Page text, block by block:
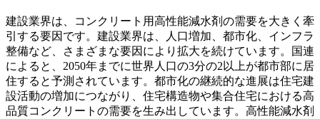
建設業界は、コンクリート用高性能減水剤の需要を大きく牽
引する要因です。建設業界は、人口増加、都市化、インフラ
整備など、さまざまな要因により拡大を続けています。国連
によると、2050年までに世界人口の3分の2以上が都市部に居
住すると予測されています。都市化の継続的な進展は住宅建
設活動の増加につながり、住宅構造物や集合住宅における高
品質コンクリートの需要を生み出しています。高性能減水剤